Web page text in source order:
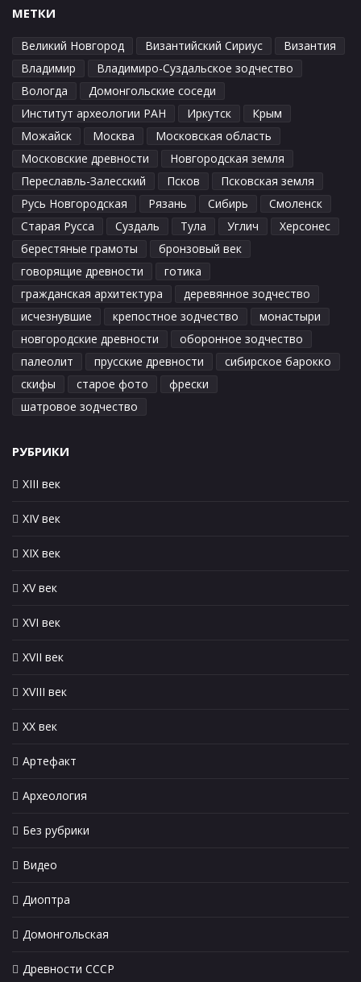
МЕТКИ
Великий Новгород Византийский Сириус
Византия
Владимир
Владимиро-Суздальское зодчество
Вологда
Домонгольские соседи
Институт археологии РАН
Иркутск
Крым
Можайск
Москва
Московская область
Московские древности
Новгородская земля
Переславль-Залесский
Псков
Псковская земля
Русь Новгородская
Рязань Сибирь
Смоленск
Старая Русса
Суздаль Тула Углич
Херсонес
берестяные грамоты
бронзовый век
говорящие древности
готика
гражданская архитектура
деревянное зодчество
исчезнувшие
крепостное зодчество
монастыри
новгородские древности
оборонное зодчество
палеолит
прусские древности
сибирское барокко
скифы
старое фото
фрески
шатровое зодчество
РУБРИКИ
XIII век
XIV век
XIX век
XV век
XVI век
XVII век
XVIII век
XX век
Артефакт
Археология
Без рубрики
Видео
Диоптра
Домонгольская
Древности СССР